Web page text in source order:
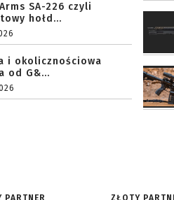
SA-226 czyli
hołd...
i okolicznościowa
od G&...